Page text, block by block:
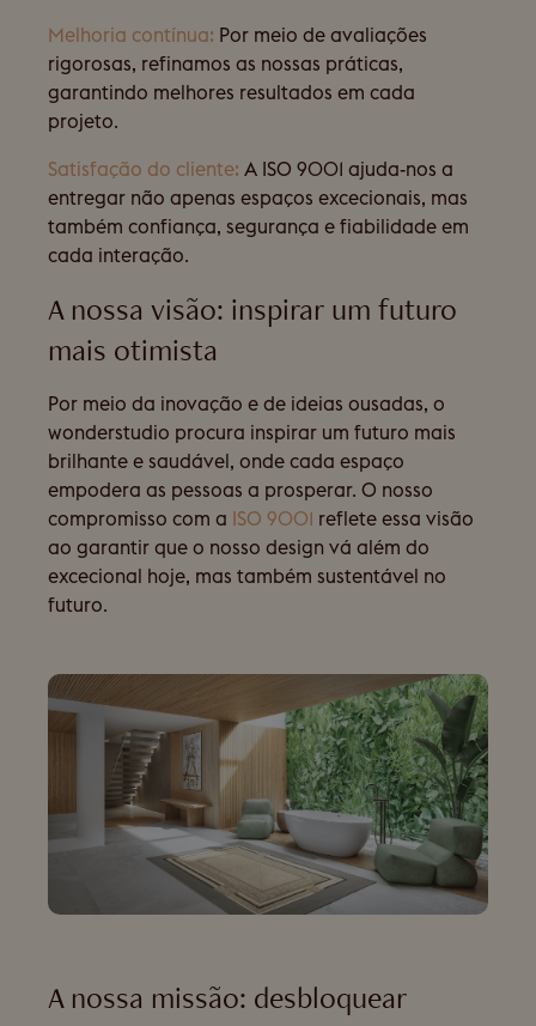
Melhoria contínua: Por meio de avaliações
rigorosas, refinamos as nossas práticas,
garantindo melhores resultados em cada
projeto.
Satisfação do cliente: A ISO 9001 ajuda-nos a
entregar não apenas espaços excecionais, mas
também confiança, segurança e fiabilidade em
cada interação.
A nossa visão: inspirar um futuro
mais otimista
Por meio da inovação e de ideias ousadas, o
wonderstudio procura inspirar um futuro mais
brilhante e saudável, onde cada espaço
empodera as pessoas a prosperar. O nosso
compromisso com a ISO 9001 reflete essa visão
ao garantir que o nosso design vá além do
excecional hoje, mas também sustentável no
futuro.
A nossa missão: desbloquear